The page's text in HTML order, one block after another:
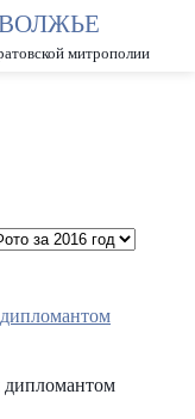
А А
митрополии
дипломантом